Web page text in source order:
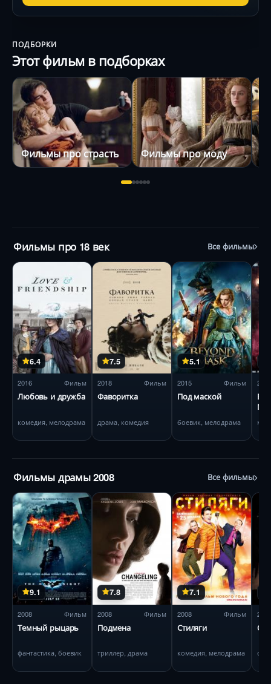
ПОДБОРКИ
Этот фильм в подборках
Фильмы про страсть Фильмы про моду
Фильмы про 18 век Все фильмы
6.4
2016 Фильм
Любовь и дружба
комедия, мелодрама
7.5
2018 Фильм
Фаворитка
драма, комедия
5.1
2015 Фильм
Под маской
боевик, мелодрама
2015
Фильмы драмы 2008 Все фильмы
9.1
2008 Фильм
Темный рыцарь
фантастика, боевик
7.8
2008 Фильм
Подмена
триллер, драма
7.1
2008 Фильм
Стиляги
комедия, мелодрама
2008